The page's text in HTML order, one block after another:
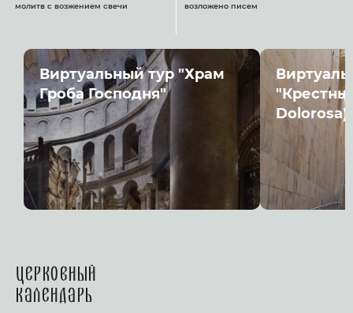
молитв с возжением свечи возложено писем
Виртуальный тур "Храм
Гроба Господня"
Dolorosa)"
Церковный
календарь